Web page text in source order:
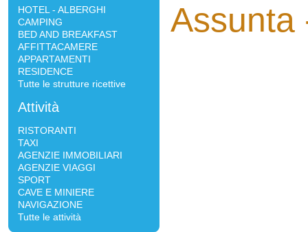
HOTEL - ALBERGHI
CAMPING
BED AND BREAKFAST
AFFITTACAMERE
APPARTAMENTI
RESIDENCE
Tutte le strutture ricettive
Attività
RISTORANTI
TAXI
AGENZIE IMMOBILIARI
AGENZIE VIAGGI
SPORT
CAVE E MINIERE
NAVIGAZIONE
Tutte le attività
Assunta